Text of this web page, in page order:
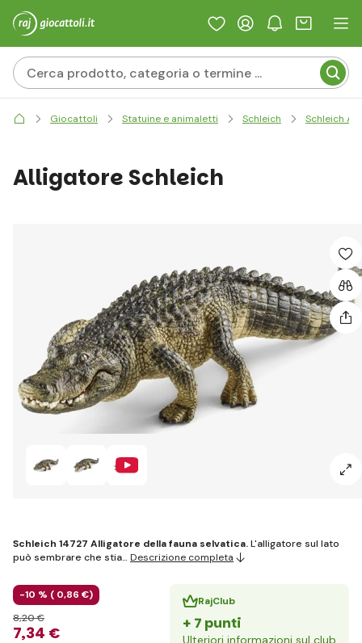
Giocattoli Statuine e animaletti Schleich Schleich
Alligatore Schleich
Schleich 14727 Alligatore della fauna selvatica.L'alligatore sul lato
può sembrare che stia… Descrizione completa
-10 % ( 0,86 €)
7,34 €
8,20 €
RajClub
+ 7 punti
Ulteriori informazioni sul club